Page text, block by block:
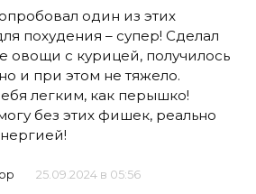
один из этих
похудения – супер! Сделал
овощи с курицей, получилось
и при этом не тяжело.
легким, как перышко!
без этих фишек, реально
25.09.2024 в 05:56